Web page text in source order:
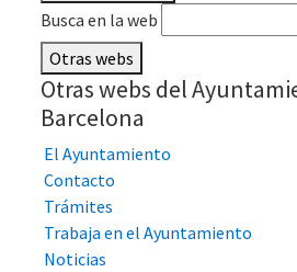
Busca en la web
Otras webs
Otras webs del
Barcelona
El Ayuntamiento
Contacto
Trámites
Trabaja en el Ayuntamiento
Noticias